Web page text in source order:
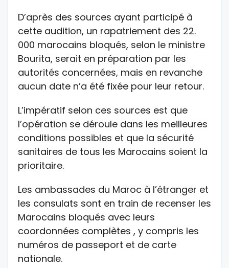
D’après des sources ayant participé à
cette audition, un rapatriement des 22.
000 marocains bloqués, selon le ministre
Bourita, serait en préparation par les
autorités concernées, mais en revanche
aucun date n’a été fixée pour leur retour.
L’impératif selon ces sources est que
l’opération se déroule dans les meilleures
conditions possibles et que la sécurité
sanitaires de tous les Marocains soient la
prioritaire.
Les ambassades du Maroc à l’étranger et
les consulats sont en train de recenser les
Marocains bloqués avec leurs
coordonnées complètes , y compris les
numéros de passeport et de carte
nationale.